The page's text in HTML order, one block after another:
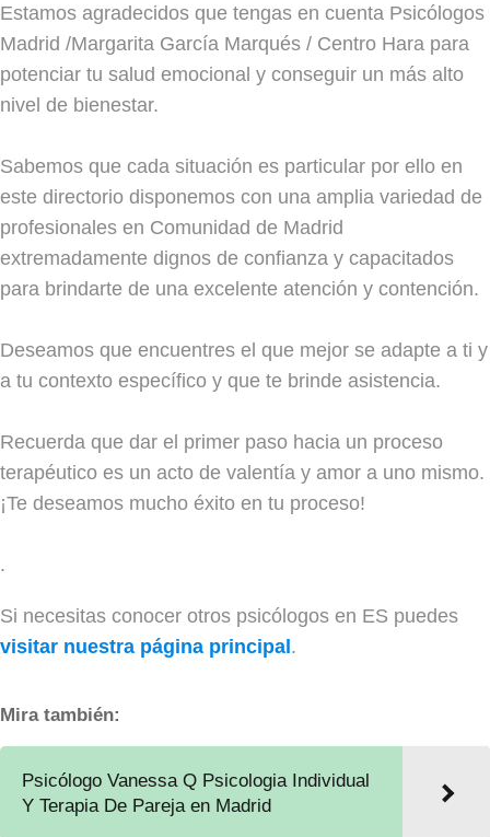
Estamos agradecidos que tengas en cuenta Psicólogos
Madrid /Margarita García Marqués / Centro Hara para
potenciar tu salud emocional y conseguir un más alto
nivel de bienestar.
Sabemos que cada situación es particular por ello en
este directorio disponemos con una amplia variedad de
profesionales en Comunidad de Madrid
extremadamente dignos de confianza y capacitados
para brindarte de una excelente atención y contención.
Deseamos que encuentres el que mejor se adapte a ti y
a tu contexto específico y que te brinde asistencia.
Recuerda que dar el primer paso hacia un proceso
terapéutico es un acto de valentía y amor a uno mismo.
¡Te deseamos mucho éxito en tu proceso!
.
Si necesitas conocer otros psicólogos en ES puedes
visitar nuestra página principal.
Mira también:
Psicólogo Vanessa Q Psicologia Individual
Y Terapia De Pareja en Madrid